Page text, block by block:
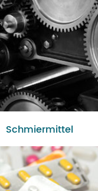
Schmiermittel